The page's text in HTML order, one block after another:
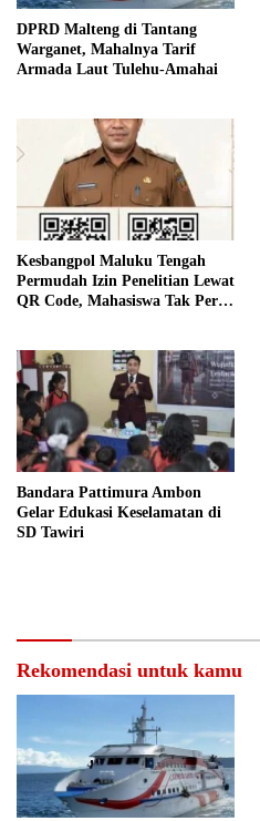
DPRD Malteng di Tantang
Warganet, Mahalnya Tarif
Armada Laut Tulehu-Amahai
Kesbangpol Maluku Tengah
Permudah Izin Penelitian Lewat
QR Code, Mahasiswa Tak Perlu
Bandara Pattimura Ambon
Gelar Edukasi Keselamatan di
SD Tawiri
Rekomendasi untuk kamu